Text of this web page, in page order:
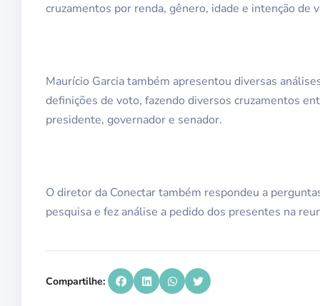
cruzamentos por renda, gênero, idade e intenção de
Maurício Garcia também apresentou diversas
definições de voto, fazendo diversos cruzamentos
presidente, governador e senador.
O diretor da Conectar também respondeu a
pesquisa e fez análise a pedido dos presentes na
Compartilhe: